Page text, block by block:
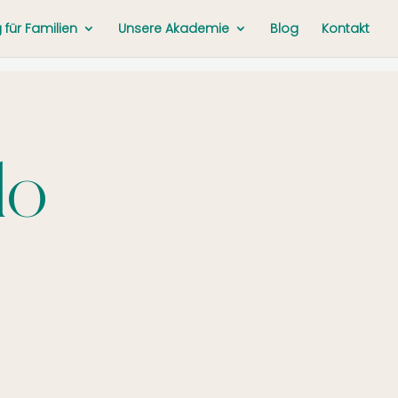
Familien Unsere Akademie Blog Kontakt